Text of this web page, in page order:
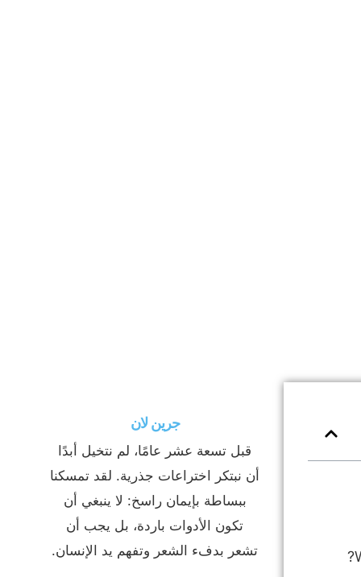
جرين لان
قبل تسعة عشر عامًا، لم نتخيل أبدًا
أن نبتكر اختراعات جذرية. لقد تمسكنا
ببساطة بإيمان راسخ: لا ينبغي أن
تكون الأدوات باردة، بل يجب أن
تشعر بدفء الشعر وتفهم يد الإنسان.